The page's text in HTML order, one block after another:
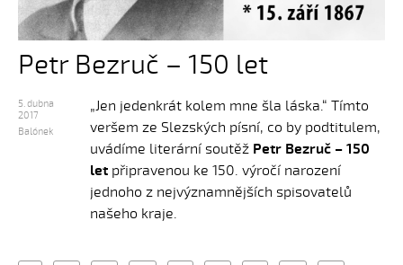
Petr Bezruč – 150 let
5. dubna
2017
Balónek
„Jen jedenkrát kolem mne šla láska.“ Tímto
veršem ze Slezských písní, co by podtitulem,
uvádíme literární soutěž Petr Bezruč – 150
let připravenou ke 150. výročí narození
jednoho z nejvýznamnějších spisovatelů
našeho kraje.